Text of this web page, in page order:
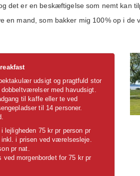
det er en beskæftigelse som nemt kan
en mand, som bakker mig 100% op i de
udsigt og pragtfuld stor
med havudsigt.
til kaffe eller te ved
til 14 personer.
lejligheden 75 kr pr person pr
i prisen ved værelsesleje.
pr nat.
ved morgenbordet for 75 kr pr